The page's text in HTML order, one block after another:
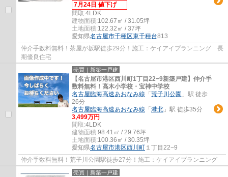
7月24日 値下げ
間取:4LDK
建物面積:102.67㎡ / 31.05坪
土地面積:122.32㎡ / 37坪
愛知県名古屋市千種区東千種台813
仲介手数料無料！茶屋が坂駅徒歩29分！施工：ケイアイプランニング 長
期優良住宅
売買｜新築一戸建
【名古屋市港区西川町1丁目22−9新築戸建】仲介手
数料無料！高木小学校・宝神中学校
名古屋臨海高速あおなみ線 「 荒子川公園 」駅 徒歩
26分
名古屋臨海高速あおなみ線 「 港北 」駅 徒歩35分
3,499万円
間取:4LDK
建物面積:98.41㎡ / 29.76坪
土地面積:100.36㎡ / 30.35坪
愛知県名古屋市港区西川町 １丁目22−9
仲介手数料無料！荒子川公園駅徒歩27分！施工：ケイアイプランニング
売買｜新築一戸建